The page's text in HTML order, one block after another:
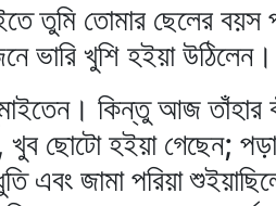
তুমি তোমার ছেলের বয়স
ভারি খুশি হইয়া উঠিলেন।
কিন্তু আজ
খুব ছোটো হইয়া গেছেন;
এবং জামা পরিয়া